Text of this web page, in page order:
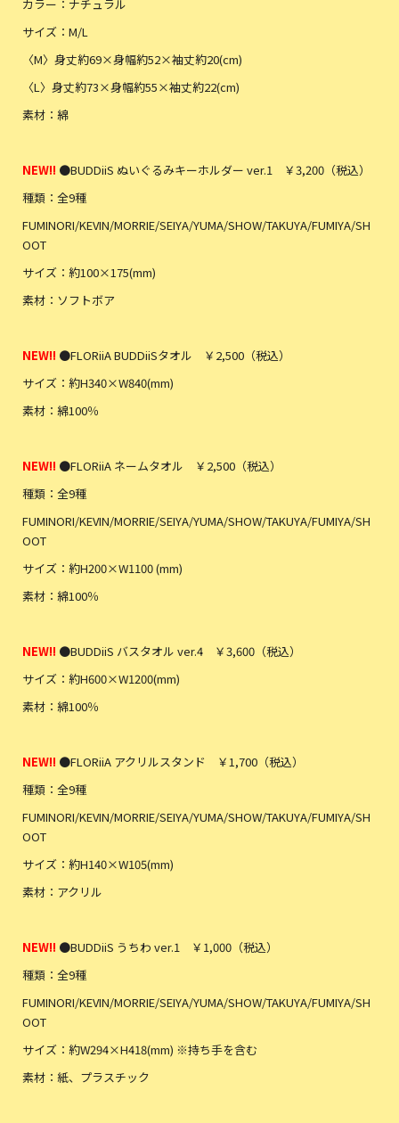
カラー：ナチュラル
サイズ：M/L
〈M〉身丈約69×身幅約52×袖丈約20(cm)
〈L〉身丈約73×身幅約55×袖丈約22(cm)
素材：綿
NEW!! ●BUDDiiS ぬいぐるみキーホルダー ver.1 ￥3,200（税込）
種類：全9種
FUMINORI/KEVIN/MORRIE/SEIYA/YUMA/SHOW/TAKUYA/FUMIYA/SH
OOT
サイズ：約100×175(mm)
素材：ソフトボア
NEW!! ●FLORiiA BUDDiiSタオル ￥2,500（税込）
サイズ：約H340×W840(mm)
素材：綿100％
NEW!! ●FLORiiA ネームタオル ￥2,500（税込）
種類：全9種
FUMINORI/KEVIN/MORRIE/SEIYA/YUMA/SHOW/TAKUYA/FUMIYA/SH
OOT
サイズ：約H200×W1100 (mm)
素材：綿100％
NEW!! ●BUDDiiS バスタオル ver.4 ￥3,600（税込）
サイズ：約H600×W1200(mm)
素材：綿100％
NEW!! ●FLORiiA アクリルスタンド ￥1,700（税込）
種類：全9種
FUMINORI/KEVIN/MORRIE/SEIYA/YUMA/SHOW/TAKUYA/FUMIYA/SH
OOT
サイズ：約H140×W105(mm)
素材：アクリル
NEW!! ●BUDDiiS うちわ ver.1 ￥1,000（税込）
種類：全9種
FUMINORI/KEVIN/MORRIE/SEIYA/YUMA/SHOW/TAKUYA/FUMIYA/SH
OOT
サイズ：約W294×H418(mm) ※持ち手を含む
素材：紙、プラスチック